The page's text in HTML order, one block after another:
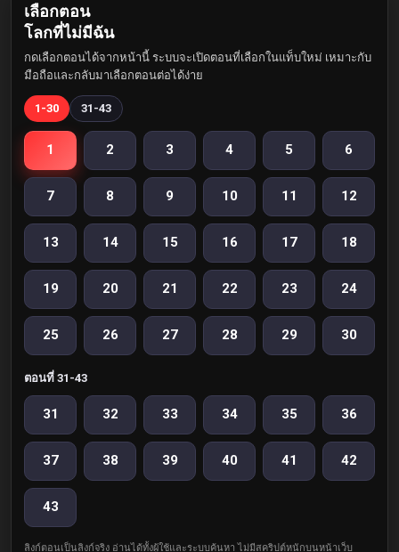
เลือกตอน
โลกที่ไม่มีฉัน
กดเลือกตอนได้จากหน้านี้ ระบบจะเปิดตอนที่เลือกในแท็บใหม่ เหมาะกับ
มือถือและกลับมาเลือกตอนต่อได้ง่าย
1-30 31-43
1 2 3 4 5 6
7 8 9 10 11 12
13 14 15 16 17 18
19 20 21 22 23 24
25 26 27 28 29 30
ตอนที่ 31-43
31 32 33 34 35 36
37 38 39 40 41 42
43
ลิงก์ตอนเป็นลิงก์จริง อ่านได้ทั้งผู้ใช้และระบบค้นหา ไม่มีสคริปต์หนักบนหน้าเว็บ